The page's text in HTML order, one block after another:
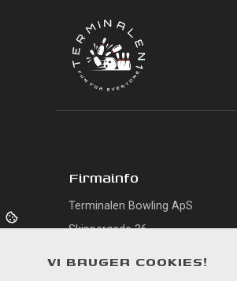
Firmainfo
Terminalen Bowling ApS
Skippergade 36,
VI BRUGER COOKIES!